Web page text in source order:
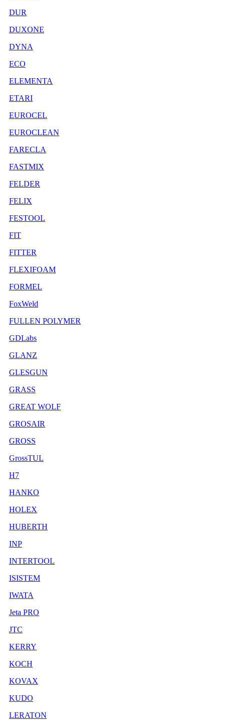
DUR
DUXONE
DYNA
ECO
ELEMENTA
ETARI
EUROCEL
EUROCLEAN
FARECLA
FASTMIX
FELDER
FELIX
FESTOOL
FIT
FITTER
FLEXIFOAM
FORMEL
FoxWeld
FULLEN POLYMER
GDLabs
GLANZ
GLESGUN
GRASS
GREAT WOLF
GROSAIR
GROSS
GrossTUL
H7
HANKO
HOLEX
HUBERTH
INP
INTERTOOL
ISISTEM
IWATA
Jeta PRO
JTC
KERRY
KOCH
KOVAX
KUDO
LERATON